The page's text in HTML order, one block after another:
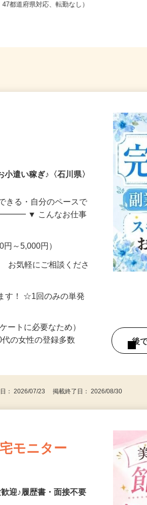
全国どこからでも在宅勤務OK（全国
きる・自分のペースで
▼ こんなお仕事
円～5,000円）
お気軽にご相談くださ
す！ ☆1回のみの単発
ートに必要なため）
代の女性の登録多数
日： 2026/07/23 掲載終了日： 2026/08/30
モニター